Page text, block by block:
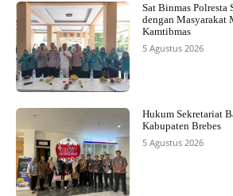
Sat Binmas Polresta
dengan Masyarakat
Kamtibmas
5 Agustus 2026
Hukum Sekretariat
Kabupaten Brebes
5 Agustus 2026